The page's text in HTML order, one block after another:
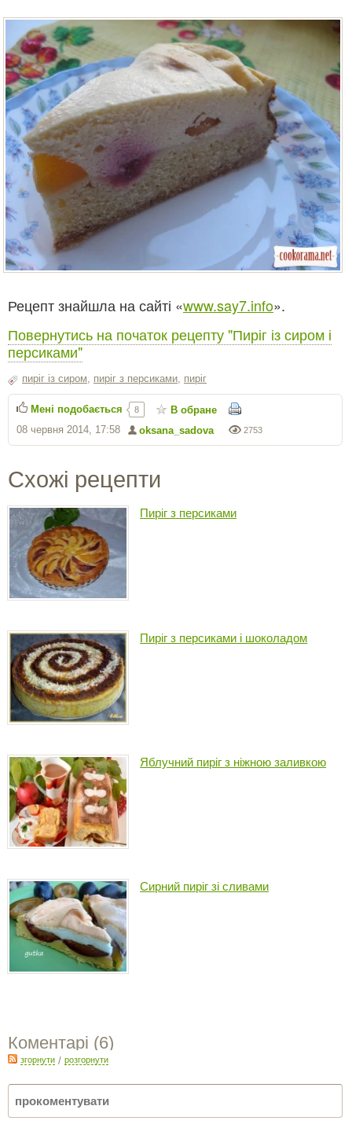
Рецепт знайшла на сайті «www.say7.info».
Повернутись на початок рецепту "Пиріг із сиром і
персиками"
пиріг із сиром, пиріг з персиками, пиріг
2753
oksana_sadova
08 червня 2014, 17:58
Мені подобається 8 В обране
Схожі рецепти
Пиріг з персиками
Пиріг з персиками і шоколадом
Яблучний пиріг з ніжною заливкою
Сирний пиріг зі сливами
Коментарі (6)
згорнути / розгорнути